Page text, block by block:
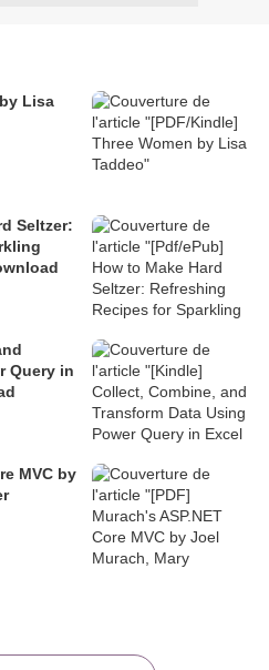
Lisa
Seltzer:
Query in
MVC by